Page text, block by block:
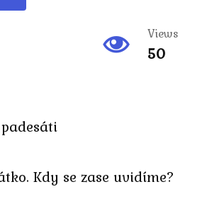
Views
50
Kdy se zase uvidíme?